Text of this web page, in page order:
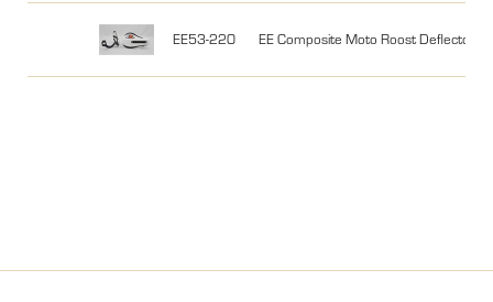
EE53-220 EE Composite Moto Roost Deflectors